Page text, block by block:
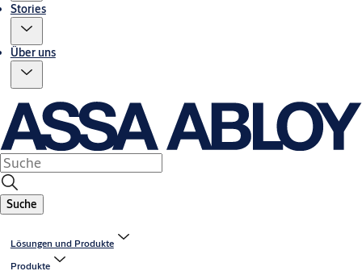
Stories
Über uns
Suche
Lösungen und Produkte
Produkte